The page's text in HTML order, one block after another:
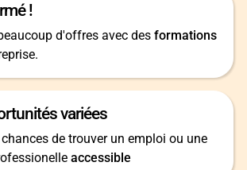
!
d'offres avec des formations
variées
de trouver un emploi ou une
accessible